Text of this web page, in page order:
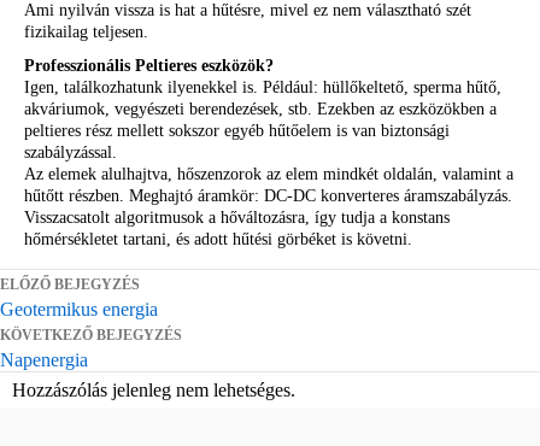
Ami nyilván vissza is hat a hűtésre, mivel ez nem választható szét
fizikailag teljesen.
Professzionális Peltieres eszközök?
Igen, találkozhatunk ilyenekkel is. Például: hüllőkeltető, sperma hűtő,
akváriumok, vegyészeti berendezések, stb. Ezekben az eszközökben a
peltieres rész mellett sokszor egyéb hűtőelem is van biztonsági
szabályzással.
Az elemek alulhajtva, hőszenzorok az elem mindkét oldalán, valamint a
hűtőtt részben. Meghajtó áramkör: DC-DC konverteres áramszabályzás.
Visszacsatolt algoritmusok a hőváltozásra, így tudja a konstans
hőmérsékletet tartani, és adott hűtési görbéket is követni.
ELŐZŐ BEJEGYZÉS
Geotermikus energia
KÖVETKEZŐ BEJEGYZÉS
Napenergia
Hozzászólás jelenleg nem lehetséges.